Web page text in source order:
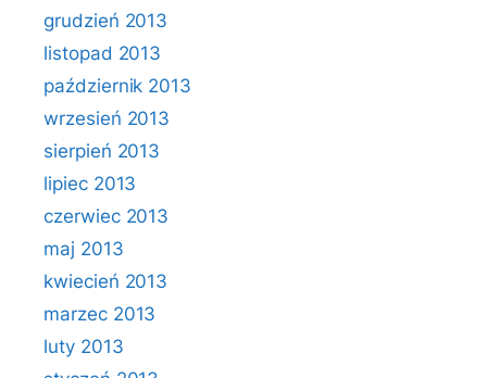
grudzień 2013
listopad 2013
październik 2013
wrzesień 2013
sierpień 2013
lipiec 2013
czerwiec 2013
maj 2013
kwiecień 2013
marzec 2013
luty 2013